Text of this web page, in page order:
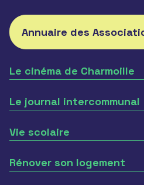
Annuaire des
Le cinéma de Charmoille
Le journal intercommunal
Vie scolaire
Rénover son logement